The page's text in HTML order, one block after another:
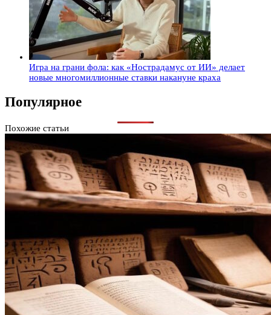
Игра на грани фола: как «Нострадамус от ИИ» делает
новые многомиллионные ставки накануне краха
Популярное
Похожие статьи